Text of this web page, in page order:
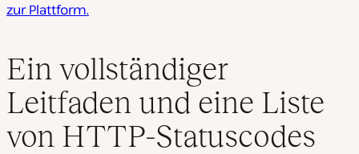
zur Plattform.
Ein vollständiger
Leitfaden und eine Liste
von HTTP-Statuscodes